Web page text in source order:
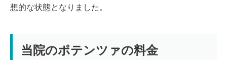
想的な状態となりました。
当院のポテンツァの料金